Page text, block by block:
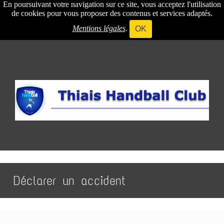
En poursuivant votre navigation sur ce site, vous acceptez l'utilisation
de cookies pour vous proposer des contenus et services adaptés.
Mentions légales. OK
Déclarer un accident